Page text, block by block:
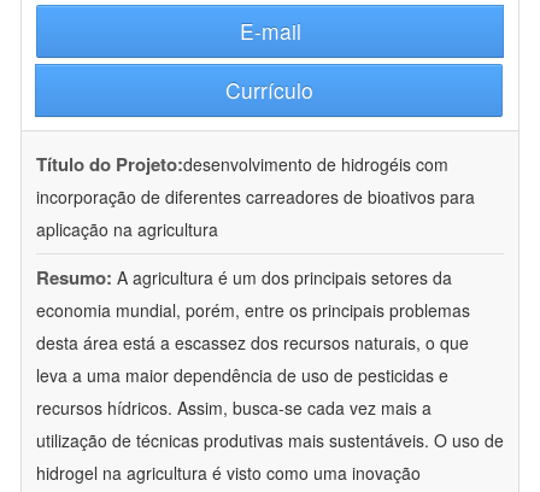
E-mail
Currículo
Título do Projeto:desenvolvimento de hidrogéis com
incorporação de diferentes carreadores de bioativos para
aplicação na agricultura
Resumo: A agricultura é um dos principais setores da
economia mundial, porém, entre os principais problemas
desta área está a escassez dos recursos naturais, o que
leva a uma maior dependência de uso de pesticidas e
recursos hídricos. Assim, busca-se cada vez mais a
utilização de técnicas produtivas mais sustentáveis. O uso de
hidrogel na agricultura é visto como uma inovação